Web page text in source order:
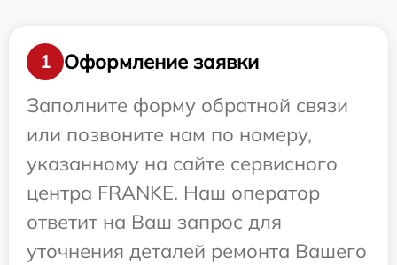
1
Оформление заявки
Заполните форму обратной связи
или позвоните нам по номеру,
указанному на сайте сервисного
центра FRANKE. Наш оператор
ответит на Ваш запрос для
уточнения деталей ремонта Вашего